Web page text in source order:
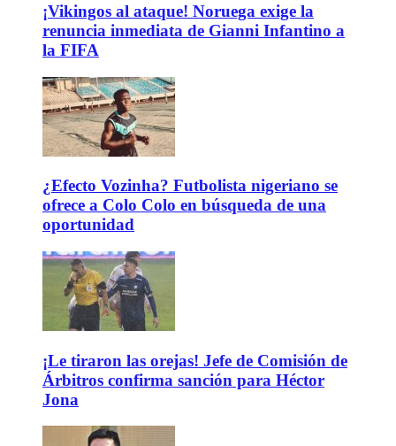
¡Vikingos al ataque! Noruega exige la
renuncia inmediata de Gianni Infantino a
la FIFA
¿Efecto Vozinha? Futbolista nigeriano se
ofrece a Colo Colo en búsqueda de una
oportunidad
¡Le tiraron las orejas! Jefe de Comisión de
Árbitros confirma sanción para Héctor
Jona